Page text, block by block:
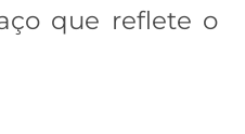
que reflete o